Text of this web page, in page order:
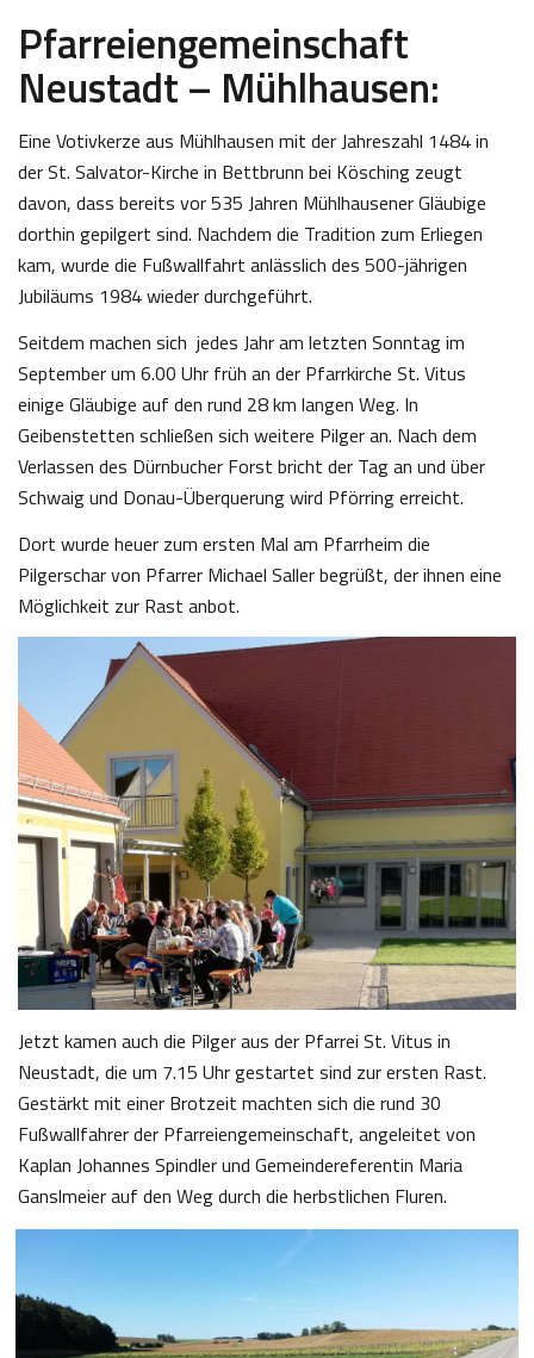
Pfarreiengemeinschaft
Neustadt – Mühlhausen:
Eine Votivkerze aus Mühlhausen mit der Jahreszahl 1484 in
der St. Salvator-Kirche in Bettbrunn bei Kösching zeugt
davon, dass bereits vor 535 Jahren Mühlhausener Gläubige
dorthin gepilgert sind. Nachdem die Tradition zum Erliegen
kam, wurde die Fußwallfahrt anlässlich des 500-jährigen
Jubiläums 1984 wieder durchgeführt.
Seitdem machen sich jedes Jahr am letzten Sonntag im
September um 6.00 Uhr früh an der Pfarrkirche St. Vitus
einige Gläubige auf den rund 28 km langen Weg. In
Geibenstetten schließen sich weitere Pilger an. Nach dem
Verlassen des Dürnbucher Forst bricht der Tag an und über
Schwaig und Donau-Überquerung wird Pförring erreicht.
Dort wurde heuer zum ersten Mal am Pfarrheim die
Pilgerschar von Pfarrer Michael Saller begrüßt, der ihnen eine
Möglichkeit zur Rast anbot.
Jetzt kamen auch die Pilger aus der Pfarrei St. Vitus in
Neustadt, die um 7.15 Uhr gestartet sind zur ersten Rast.
Gestärkt mit einer Brotzeit machten sich die rund 30
Fußwallfahrer der Pfarreiengemeinschaft, angeleitet von
Kaplan Johannes Spindler und Gemeindereferentin Maria
Ganslmeier auf den Weg durch die herbstlichen Fluren.